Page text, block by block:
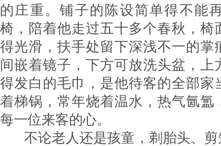
的庄重。铺子的陈设简单得不能
椅，陪着他走过五十多个春秋，椅
得光滑，扶手处留下深浅不一的掌
间嵌着镜子，下方可放洗头盆，上
得发白的毛巾，是他待客的全部家
着梯锅，常年烧着温水，热气氤氲
每一位来客的心。​
不论老人还是孩童，剃胎头、剪